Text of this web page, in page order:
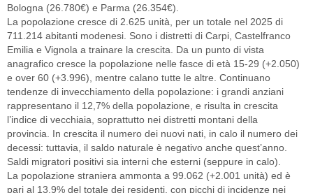
Bologna (26.780€) e Parma (26.354€).
La popolazione cresce di 2.625 unità, per un totale nel 2025 di
711.214 abitanti modenesi. Sono i distretti di Carpi, Castelfranco
Emilia e Vignola a trainare la crescita. Da un punto di vista
anagrafico cresce la popolazione nelle fasce di età 15-29 (+2.050)
e over 60 (+3.996), mentre calano tutte le altre. Continuano
tendenze di invecchiamento della popolazione: i grandi anziani
rappresentano il 12,7% della popolazione, e risulta in crescita
l’indice di vecchiaia, soprattutto nei distretti montani della
provincia. In crescita il numero dei nuovi nati, in calo il numero dei
decessi: tuttavia, il saldo naturale è negativo anche quest’anno.
Saldi migratori positivi sia interni che esterni (seppure in calo).
La popolazione straniera ammonta a 99.062 (+2.001 unità) ed è
pari al 13,9% del totale dei residenti, con picchi di incidenze nei